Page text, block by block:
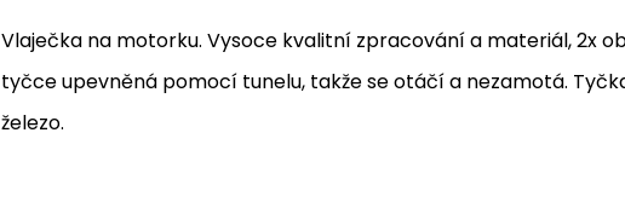
Vlaječka na motorku. Vysoce kvalitní zpracování a materiál, 2x
tyčce upevněná pomocí tunelu, takže se otáčí a nezamotá.
železo.